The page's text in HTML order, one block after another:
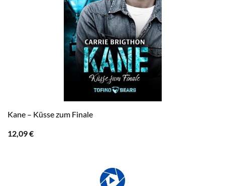
Kane – Küsse zum Finale
12,09€